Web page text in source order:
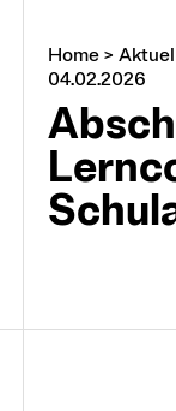
Home>
04.02.2026